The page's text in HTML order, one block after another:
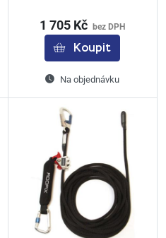
1 705 Kč bez DPH
Koupit
Na objednávku